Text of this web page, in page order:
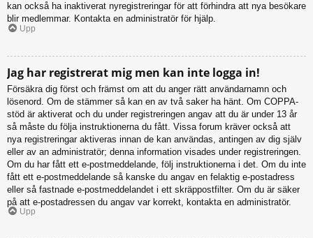
kan också ha inaktiverat nyregistreringar för att förhindra att nya besökare
blir medlemmar. Kontakta en administratör för hjälp.
Upp
Jag har registrerat mig men kan inte logga in!
Försäkra dig först och främst om att du anger rätt användarnamn och
lösenord. Om de stämmer så kan en av två saker ha hänt. Om COPPA-
stöd är aktiverat och du under registreringen angav att du är under 13 år
så måste du följa instruktionerna du fått. Vissa forum kräver också att
nya registreringar aktiveras innan de kan användas, antingen av dig själv
eller av an administratör; denna information visades under registreringen.
Om du har fått ett e-postmeddelande, följ instruktionerna i det. Om du inte
fått ett e-postmeddelande så kanske du angav en felaktig e-postadress
eller så fastnade e-postmeddelandet i ett skräppostfilter. Om du är säker
på att e-postadressen du angav var korrekt, kontakta en administratör.
Upp